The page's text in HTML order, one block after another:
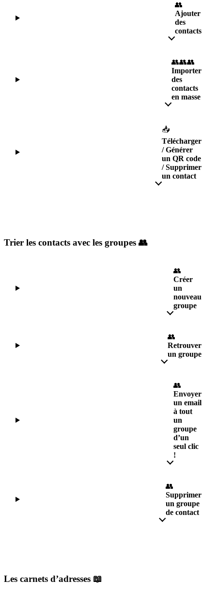
👥
Ajouter
des
contacts
👥👥👥
Importer
des
contacts
en masse
📥
Télécharger
/ Générer
un QR code
/ Supprimer
un contact
Trier les contacts avec les groupes 👥
👥
Créer
un
nouveau
groupe
👥
Retrouver
un groupe
👥
Envoyer
un email
à tout
un
groupe
d’un
seul clic
!
👥
Supprimer
un groupe
de contact
Les carnets d’adresses 📖